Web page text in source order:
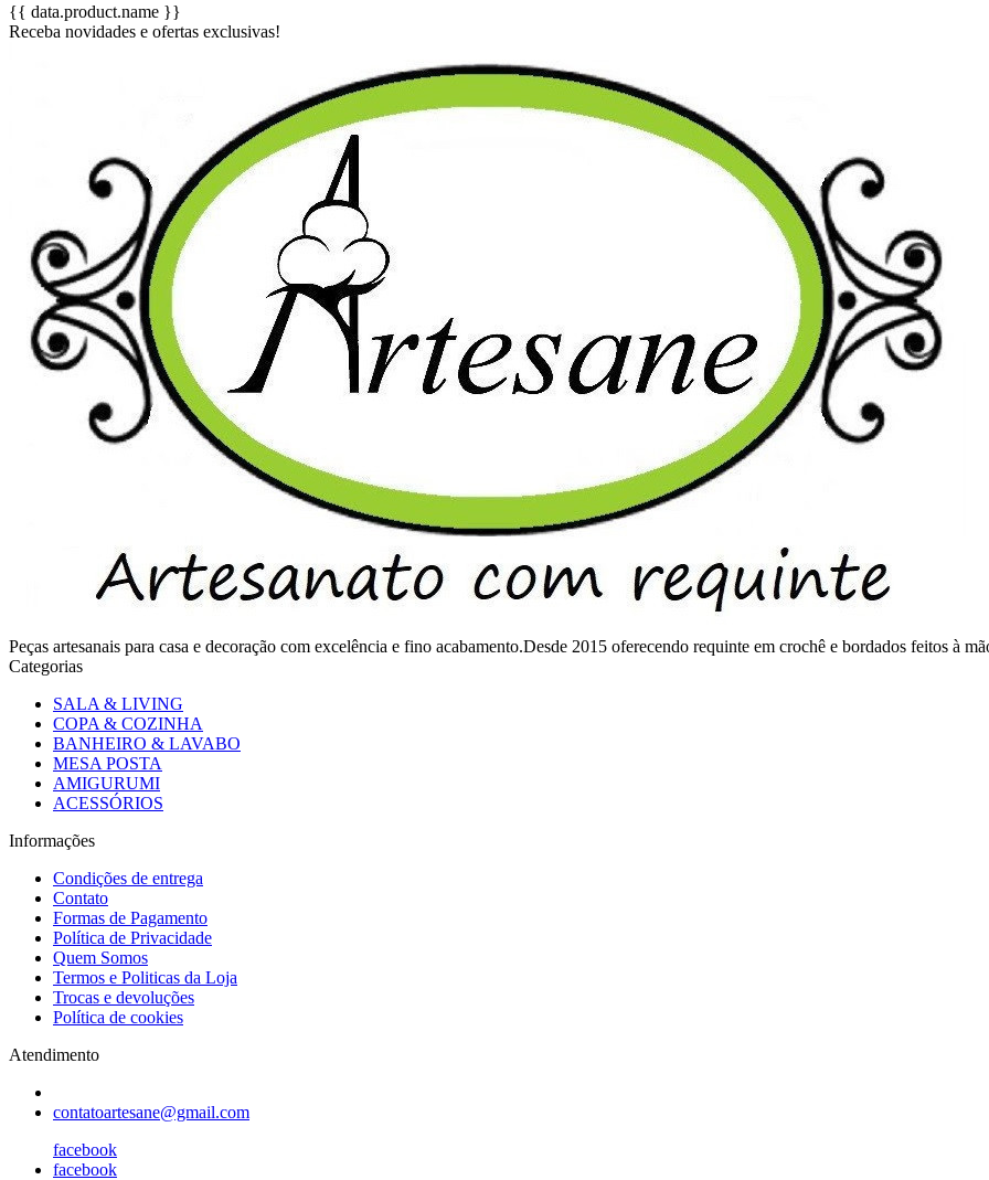
{{ data.product.name }}
Receba novidades e ofertas exclusivas!
Peças artesanais para casa e decoração com excelência e fino acabamento.Desde 2015 oferecendo requinte em crochê e bordados feitos à
Categorias
SALA & LIVING
COPA & COZINHA
BANHEIRO & LAVABO
MESA POSTA
AMIGURUMI
ACESSÓRIOS
Informações
Condições de entrega
Contato
Formas de Pagamento
Política de Privacidade
Quem Somos
Termos e Politicas da Loja
Trocas e devoluções
Política de cookies
Atendimento
contatoartesane@gmail.com
facebook
facebook